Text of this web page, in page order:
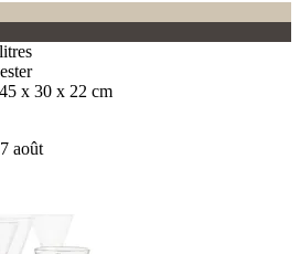
x 30 x 22 cm
août